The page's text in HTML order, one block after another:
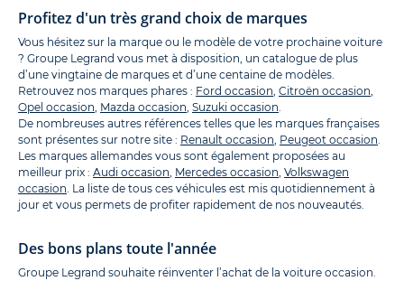
Profitez d'un très grand choix de marques
Vous hésitez sur la marque ou le modèle de votre prochaine voiture
? Groupe Legrand vous met à disposition, un catalogue de plus
d’une vingtaine de marques et d’une centaine de modèles.
Retrouvez nos marques phares : Ford occasion, Citroën occasion,
Opel occasion, Mazda occasion, Suzuki occasion.
De nombreuses autres références telles que les marques françaises
sont présentes sur notre site : Renault occasion, Peugeot occasion.
Les marques allemandes vous sont également proposées au
meilleur prix : Audi occasion, Mercedes occasion, Volkswagen
occasion. La liste de tous ces véhicules est mis quotidiennement à
jour et vous permets de profiter rapidement de nos nouveautés.
Des bons plans toute l'année
Groupe Legrand souhaite réinventer l’achat de la voiture occasion.